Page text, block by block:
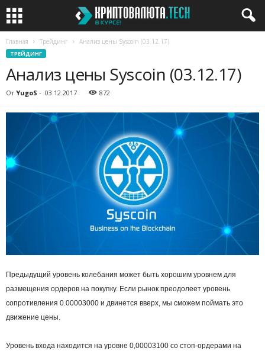
Главная Трейдинг Анализ цены Syscoin (03.12.17)
ТРЕЙДИНГ
Анализ цены Syscoin (03.12.17)
От YugoS - 03.12.2017 872
Предыдущий уровень колебания может быть хорошим уровнем для
размещения ордеров на покупку. Если рынок преодолеет уровень
сопротивления 0.00003000 и двинется вверх, мы сможем поймать это
движение цены.
Уровень входа находится на уровне 0,00003100 со стоп-ордерами на